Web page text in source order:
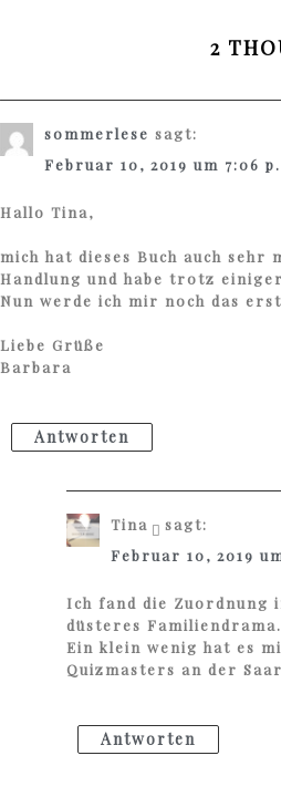
2
sommerlese sagt:
Februar 10, 2019 um 7:06
Hallo Tina,
mich hat dieses Buch auch
Handlung und habe trotz
Nun werde ich mir noch das
Liebe Grüße
Barbara
Antworten
Tina
sagt:
Februar 10, 2019
Ich fand die Zuordnung
düsteres Familiendrama.
Ein klein wenig hat es
Quizmasters an der
Antworten